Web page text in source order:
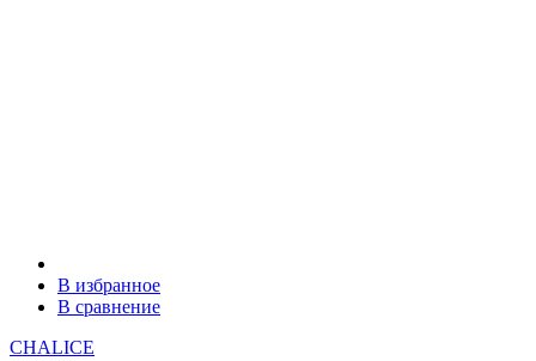
В избранное
В сравнение
CHALICE